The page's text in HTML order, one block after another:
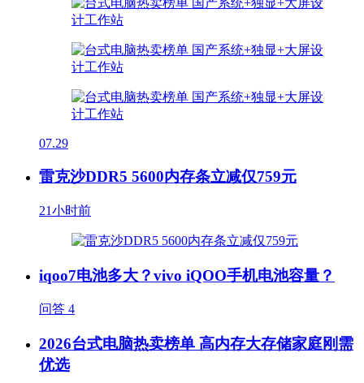
07.29
雷克沙DDR5 5600内存条立减仅759元
21小时前
iqoo7电池多大？vivo iQOO手机电池容量？
问答 4
2026台式电脑热卖榜单 高内存大存储家庭刚需
优选